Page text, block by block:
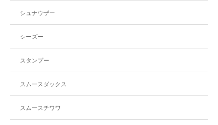
シュナウザー
シーズー
スタンプー
スムースダックス
スムースチワワ